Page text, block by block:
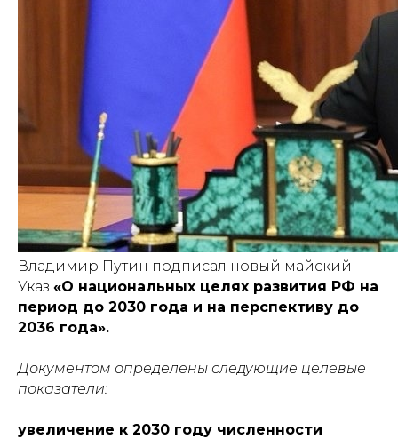
Владимир Путин подписал новый майский
Указ «О национальных целях развития РФ на
период до 2030 года и на перспективу до
2036 года».
Документом определены следующие целевые
показатели:
увеличение к 2030 году численности